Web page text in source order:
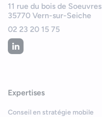
11 rue du bois de Soeuvres
35770 Vern-sur-Seiche
02 23 20 15 75
Expertises
Conseil en stratégie mobile